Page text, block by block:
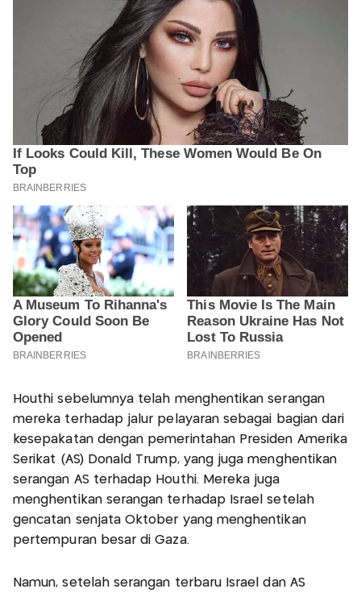
Houthi sebelumnya telah menghentikan serangan
mereka terhadap jalur pelayaran sebagai bagian dari
kesepakatan dengan pemerintahan Presiden Amerika
Serikat (AS) Donald Trump, yang juga menghentikan
serangan AS terhadap Houthi. Mereka juga
menghentikan serangan terhadap Israel setelah
gencatan senjata Oktober yang menghentikan
pertempuran besar di Gaza.
Namun, setelah serangan terbaru Israel dan AS